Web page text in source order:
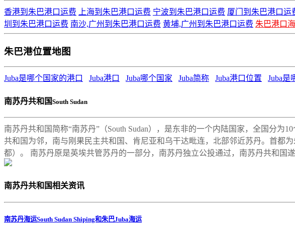
香港到朱巴港口运费 上海到朱巴港口运费 宁波到朱巴港口运费 厦门到朱巴港口运
圳到朱巴港口运费 南沙,广州到朱巴港口运费 黄埔,广州到朱巴港口运费 朱巴港口
朱巴港位置地图
Juba是哪个国家的港口 Juba港口 Juba哪个国家 Juba简称 Juba港口位置 Juba是
南苏丹共和国 South Sudan
南苏丹共和国简称“南苏丹”（South Sudan），是东非的一个内陆国家，全国分为
共和国为邻，南与刚果民主共和国、肯尼亚和乌干达毗连，北部邻近苏丹。首都
都）。 南苏丹原是英埃共管苏丹的一部分，南苏丹独立公投通过，南苏丹共和国
南苏丹共和国相关资讯
南苏丹海运South Sudan Shiping和朱巴Juba海运